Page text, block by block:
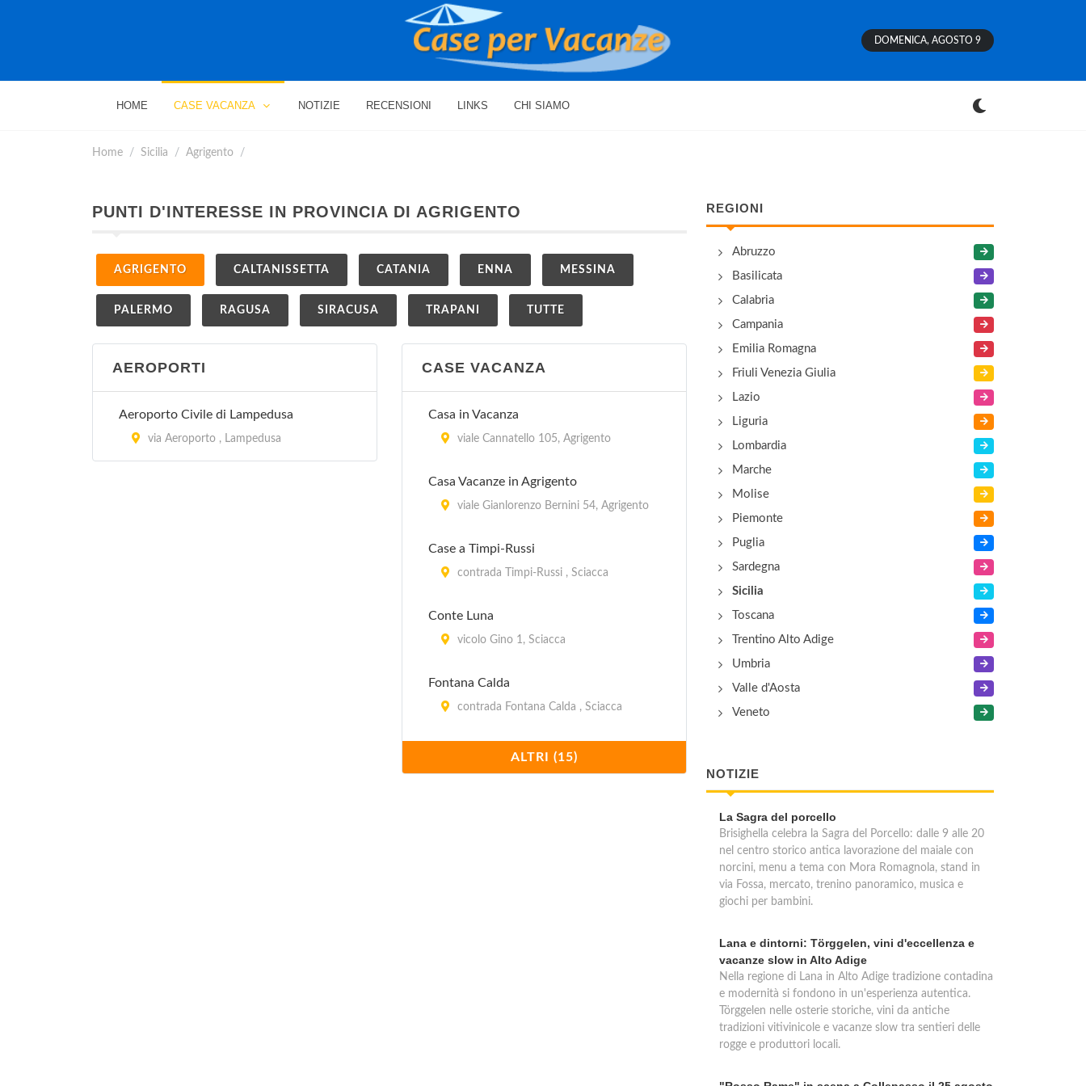
DOMENICA, AGOSTO 9
HOME CASE VACANZA NOTIZIE RECENSIONI LINKS CHI SIAMO
Home Sicilia Agrigento
PUNTI D'INTERESSE IN PROVINCIA DI AGRIGENTO
AGRIGENTO CALTANISSETTA CATANIA ENNA MESSINA
PALERMO RAGUSA SIRACUSA TRAPANI TUTTE
AEROPORTI
Aeroporto Civile di Lampedusa
via Aeroporto , Lampedusa
CASE VACANZA
Casa in Vacanza
viale Cannatello 105, Agrigento
Casa Vacanze in Agrigento
viale Gianlorenzo Bernini 54, Agrigento
Case a Timpi-Russi
contrada Timpi-Russi , Sciacca
Conte Luna
vicolo Gino 1, Sciacca
Fontana Calda
contrada Fontana Calda , Sciacca
La Casetta dei Fiori
viale dei Pioppi 2, Menfi
ALTRI (15)
REGIONI
Abruzzo
Basilicata
Calabria
Campania
Emilia Romagna
Friuli Venezia Giulia
Lazio
Liguria
Lombardia
Marche
Molise
Piemonte
Puglia
Sardegna
Sicilia
Toscana
Trentino Alto Adige
Umbria
Valle d'Aosta
Veneto
NOTIZIE
La Sagra del porcello
Brisighella celebra la Sagra del Porcello: dalle 9 alle 20
nel centro storico antica lavorazione del maiale con
norcini, menu a tema con Mora Romagnola, stand in
via Fossa, mercato, trenino panoramico, musica e
giochi per bambini.
Lana e dintorni: Törggelen, vini d'eccellenza e
vacanze slow in Alto Adige
Nella regione di Lana in Alto Adige tradizione contadina
e modernità si fondono in un'esperienza autentica.
Törggelen nelle osterie storiche, vini da antiche
tradizioni vitivinicole e vacanze slow tra sentieri delle
rogge e produttori locali.